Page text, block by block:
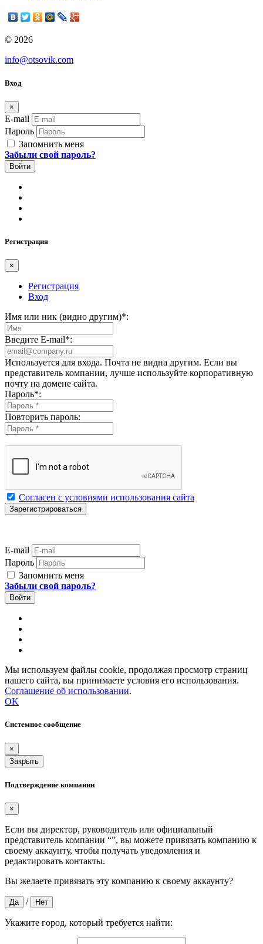
© 2026
info@otsovik.com
Вход
×
E-mail
Пароль
Запомнить меня
Забыли свой пароль?
Регистрация
×
Регистрация
Вход
Имя или ник (видно другим)*:
Введите E-mail*:
Используется для входа. Почта не видна другим. Если вы
представитель компании, лучше используйте корпоративную
почту на домене сайта.
Пароль*:
Повторить пароль:
Согласен с условиями использования сайта
E-mail
Пароль
Запомнить меня
Забыли свой пароль?
Мы используем файлы cookie, продолжая просмотр страниц
нашего сайта, вы принимаете условия его использования.
Соглашение об использовании.
OK
Системное сообщение
×
Закрыть
Подтверждение компании
×
Если вы директор, руководитель или официальный
представитель компании “”, вы можете привязать компанию к
своему аккаунту, чтобы получать уведомления и
редактировать контакты.
Вы желаете привязать эту компанию к своему аккаунту?
Да / Нет
Укажите город, который требуется найти: